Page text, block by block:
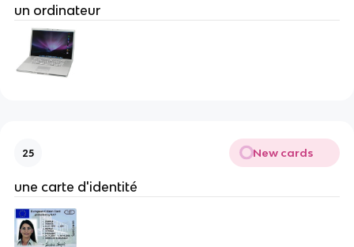
un ordinateur
25 New cards
une carte d'identité